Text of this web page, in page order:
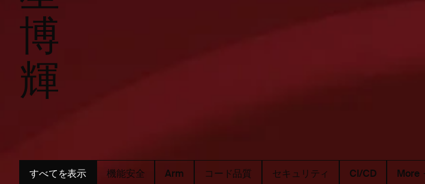
博
輝
すべてを表示 機能安全 Arm コード品質 セキュリティ CI/CD More